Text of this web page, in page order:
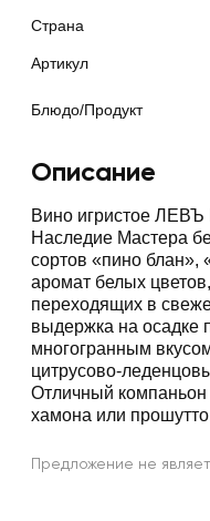
Страна
Артикул
Блюдо/Продукт
Описание
Вино игристое
Наследие Мастера
сортов «пино блан»,
аромат белых
переходящих в
выдержка на осадке
многогранным
цитрусово-
Отличный компаньон
хамона или
Предложение не